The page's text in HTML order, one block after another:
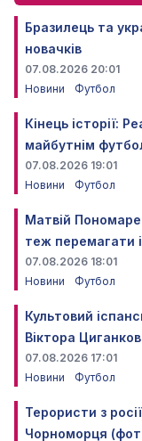
Бразилець та
новачків
07.08.2026 20:01
Новини
Футбол
Кінець історії:
майбутнім
07.08.2026 19:01
Новини
Футбол
Матвій
теж перемагати
07.08.2026 18:01
Новини
Футбол
Культовий
Віктора
07.08.2026 17:01
Новини
Футбол
Терористи з
Чорноморця